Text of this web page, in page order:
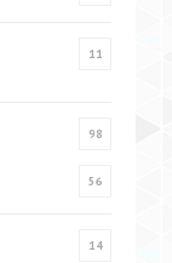
11
98
56
14